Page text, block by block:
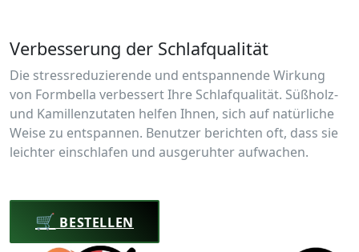
Verbesserung der Schlafqualität
Die stressreduzierende und entspannende Wirkung
von Formbella verbessert Ihre Schlafqualität. Süßholz-
und Kamillenzutaten helfen Ihnen, sich auf natürliche
Weise zu entspannen. Benutzer berichten oft, dass sie
leichter einschlafen und ausgeruhter aufwachen.
🛒 BESTELLEN